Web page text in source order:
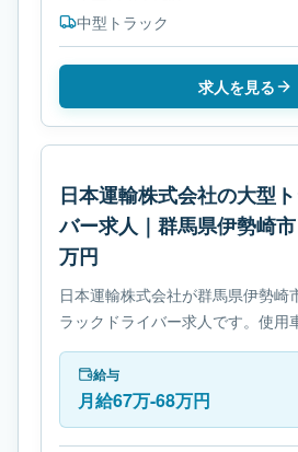
中型トラック
求人を見る
日本運輸株式会社の大型
バー求人｜群馬県伊勢崎
万円
日本運輸株式会社が群馬県伊勢崎
ラックドライバー求人です。使用
です。勤務時間は- 変形労働時間
大型自動車免許です。
給与
月給67万-68万円